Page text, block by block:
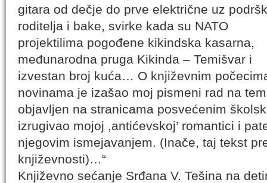
gitara od dečje do prve električne uz
roditelja i bake, svirke kada su NATO
projektilima pogođene kikindska kasarna,
međunarodna pruga Kikinda – Temišvar i
izvestan broj kuća… O književnim
novinama je izašao moj pismeni rad na
objavljen na stranicama posvećenim
izrugivao mojoj ,antićevskoj’ romantici i
njegovim ismejavanjem. (Inače, taj tekst
književnosti)…“
Književno sećanje Srđana V. Tešina na